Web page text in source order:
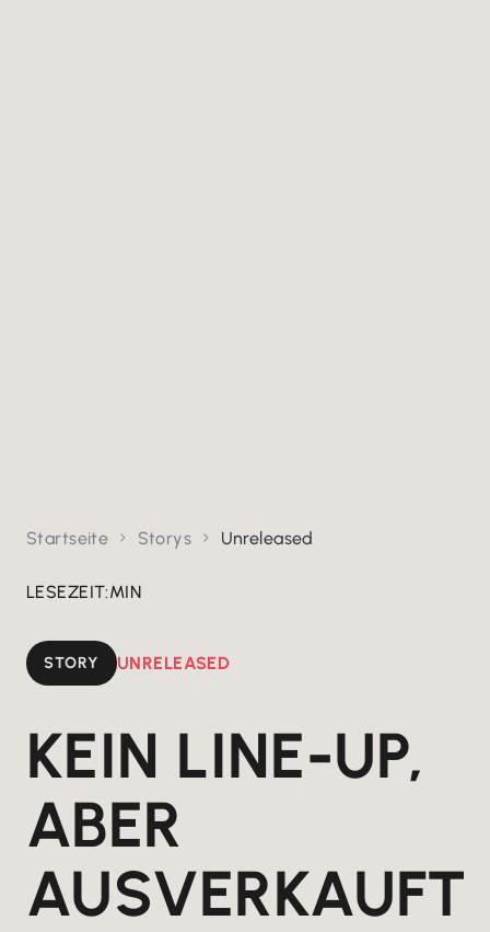
Startseite  Storys  Unreleased
LESEZEIT:MIN
STORY UNRELEASED
KEIN LINE-UP,
ABER
AUSVERKAUFT